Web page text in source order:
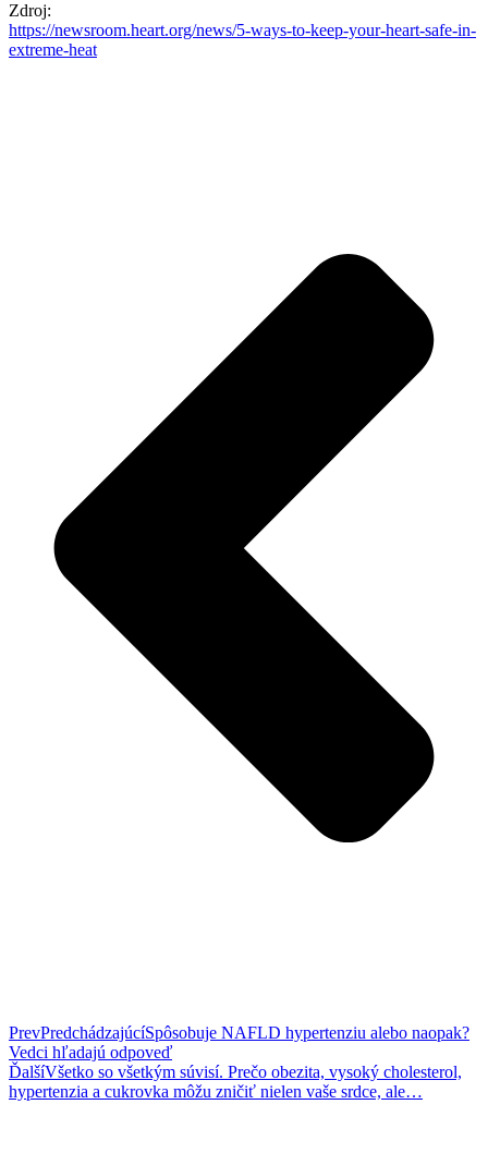
Zdroj:
https://newsroom.heart.org/news/5-ways-to-keep-your-heart-safe-in-
extreme-heat
PrevPredchádzajúcíSpôsobuje NAFLD hypertenziu alebo naopak?
Vedci hľadajú odpoveď
ĎalšíVšetko so všetkým súvisí. Prečo obezita, vysoký cholesterol,
hypertenzia a cukrovka môžu zničiť nielen vaše srdce, ale…